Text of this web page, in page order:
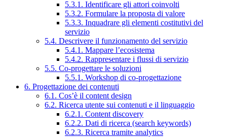
5.3.1. Identificare gli attori coinvolti
5.3.2. Formulare la proposta di valore
5.3.3. Inquadrare gli elementi costitutivi del
servizio
5.4. Descrivere il funzionamento del servizio
5.4.1. Mappare l’ecosistema
5.4.2. Rappresentare i flussi di servizio
5.5. Co-progettare le soluzioni
5.5.1. Workshop di co-progettazione
6. Progettazione dei contenuti
6.1. Cos’è il content design
6.2. Ricerca utente sui contenuti e il linguaggio
6.2.1. Content discovery
6.2.2. Dati di ricerca (search keywords)
6.2.3. Ricerca tramite analytics